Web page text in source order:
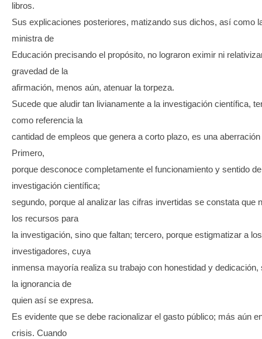
libros.
Sus explicaciones posteriores, matizando sus dichos, así como
ministra de
Educación precisando el propósito, no lograron eximir ni
gravedad de la
afirmación, menos aún, atenuar la torpeza.
Sucede que aludir tan livianamente a la investigación científica,
como referencia la
cantidad de empleos que genera a corto plazo, es una
Primero,
porque desconoce completamente el funcionamiento y sentido
investigación científica;
segundo, porque al analizar las cifras invertidas se constata que
los recursos para
la investigación, sino que faltan; tercero, porque estigmatizar a los
investigadores, cuya
inmensa mayoría realiza su trabajo con honestidad y dedicación,
la ignorancia de
quien así se expresa.
Es evidente que se debe racionalizar el gasto público; más aún
crisis. Cuando